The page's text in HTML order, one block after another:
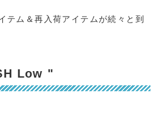
テム＆再入荷アイテムが続々と到
Low "